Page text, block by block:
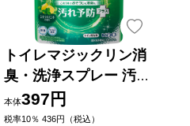
トイレマジックリン消
臭・洗浄スプレー 汚れ
予防プラス シトラスミ
ントの香り つめかえ用
本体397円
税率10％ 436円（税込）